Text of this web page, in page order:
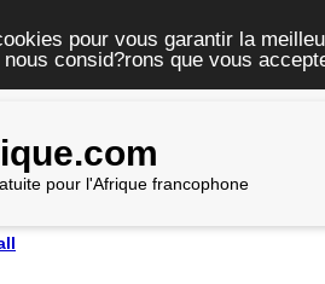
pour vous garantir la
consid?rons que vous
pour l'Afrique francophone